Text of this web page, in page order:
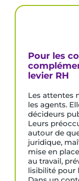
Pour les
levier RH
Les attentes
les agents.
décideurs
Leurs
autour de
juridique,
mise en
au travail,
lisibilité pour